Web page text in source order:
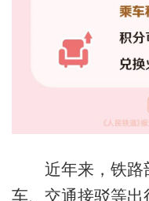
近年来，铁路
车、交通接驳等出